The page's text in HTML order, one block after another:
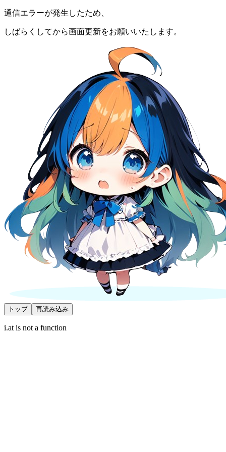
通信エラーが発生したため、
しばらくしてから画面更新をお願いいたします。
トップ 再読み込み
i.at is not a function